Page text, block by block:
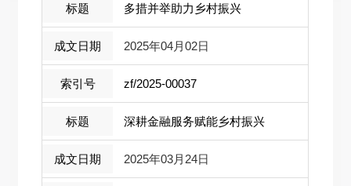
多措并举助力乡村振兴
2025年04月02日
zf/2025-00037
深耕金融服务赋能乡村振兴
2025年03月24日